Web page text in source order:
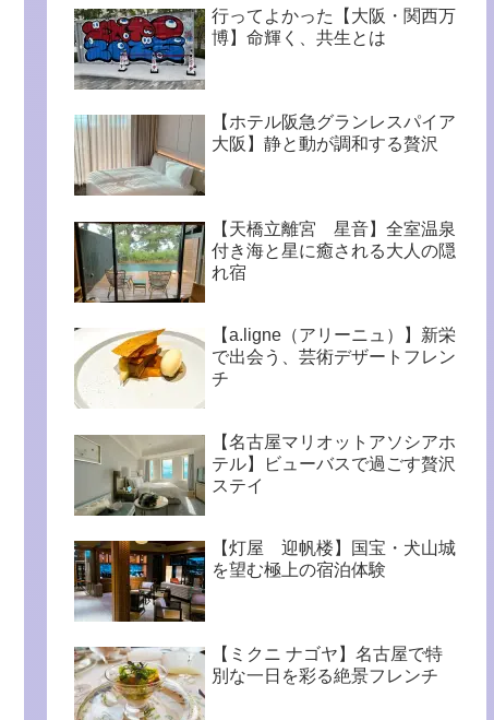
行ってよかった【大阪・関西万
博】命輝く、共生とは
【ホテル阪急グランレスパイア
大阪】静と動が調和する贅沢
【天橋立離宮 星音】全室温泉
付き海と星に癒される大人の隠
れ宿
【a.ligne（アリーニュ）】新栄
で出会う、芸術デザートフレン
チ
【名古屋マリオットアソシアホ
テル】ビューバスで過ごす贅沢
ステイ
【灯屋 迎帆楼】国宝・犬山城
を望む極上の宿泊体験
【ミクニ ナゴヤ】名古屋で特
別な一日を彩る絶景フレンチ